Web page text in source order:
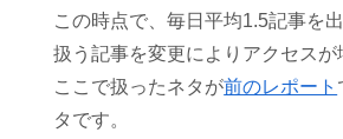
この時点で、毎日平均1.5記事を出
扱う記事を変更によりアクセスが
ここで扱ったネタが前のレポート
タです。